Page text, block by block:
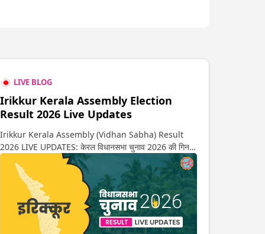
LIVE BLOG
Irikkur Kerala Assembly Election
Result 2026 Live Updates
Irikkur Kerala Assembly (Vidhan Sabha) Result
2026 LIVE UPDATES: केरल विधानसभा चुनाव 2026 की गिनती
अगले कुछ ही देर में शुरू होने वाली है. यहां देखें इरिक्कूर सीट पर कौन
आगे-कौन पीछे से लेकर किस तरफ जा रहें है रुझान. साथ ही पाइए
इस सीट पर हो रही हर एक हलचल की अपडेट वो भी रियल टाइम में